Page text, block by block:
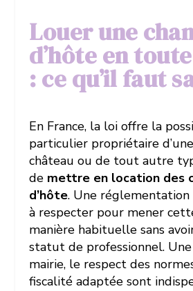
Louer une
d’hôte en
: ce qu’il faut
En France, la loi offre la
particulier propriétaire d’une
château ou de tout autre
de mettre en location des
d’hôte. Une
à respecter pour mener
manière habituelle sans
statut de professionnel.
mairie, le respect des
fiscalité adaptée sont